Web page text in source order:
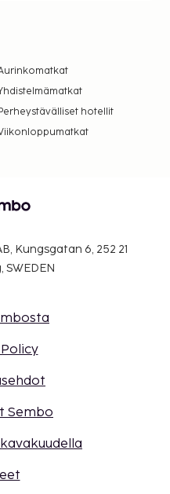
hotellit
Kungsgatan 6, 252 21
SWEDEN
Sembo